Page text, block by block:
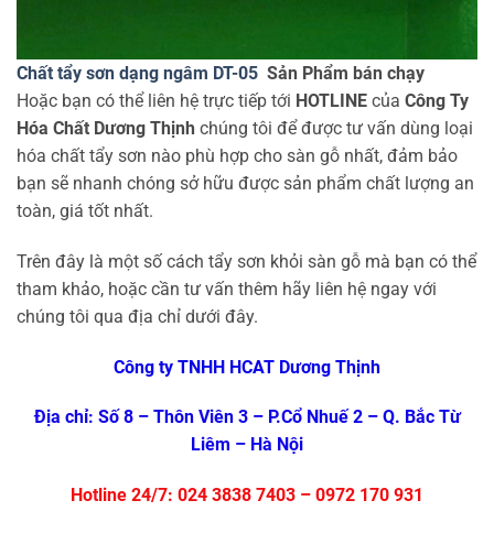
Chất tẩy sơn dạng ngâm DT-05 Sản Phẩm bán chạy
Hoặc bạn có thể liên hệ trực tiếp tới HOTLINE của Công Ty
Hóa Chất Dương Thịnh chúng tôi để được tư vấn dùng loại
hóa chất tẩy sơn nào phù hợp cho sàn gỗ nhất, đảm bảo
bạn sẽ nhanh chóng sở hữu được sản phẩm chất lượng an
toàn, giá tốt nhất.
Trên đây là một số cách tẩy sơn khỏi sàn gỗ mà bạn có thể
tham khảo, hoặc cần tư vấn thêm hãy liên hệ ngay với
chúng tôi qua địa chỉ dưới đây.
Công ty TNHH HCAT Dương Thịnh
Địa chỉ: Số 8 – Thôn Viên 3 – P.Cổ Nhuế 2 – Q. Bắc Từ
Liêm – Hà Nội
Hotline 24/7: 024 3838 7403 – 0972 170 931